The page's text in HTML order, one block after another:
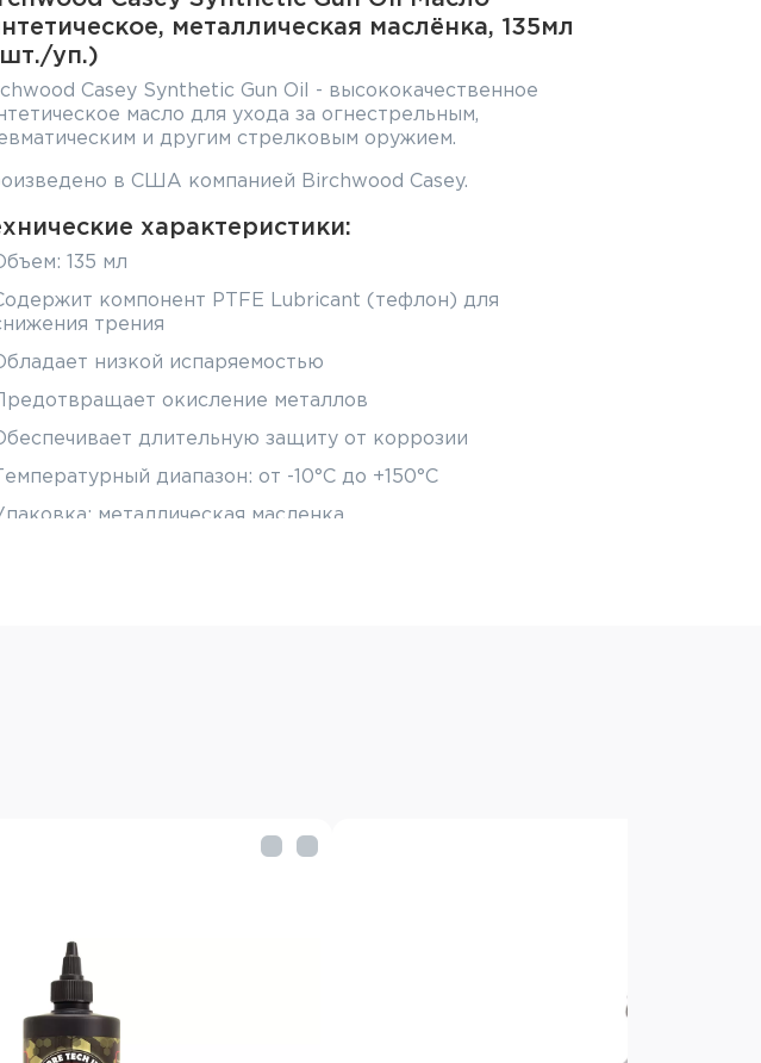
металлическая маслёнка, 135мл
уп.)
Casey Synthetic Gun Oil - высококачественное
масло для ухода за огнестрельным,
и другим стрелковым оружием.
в США компанией Birchwood Casey.
характеристики:
135 мл
компонент PTFE Lubricant (тефлон) для
трения
низкой испаряемостью
Предотвращает окисление металлов
длительную защиту от коррозии
Температурный диапазон: от -10°C до +150°C
металлическая масленка